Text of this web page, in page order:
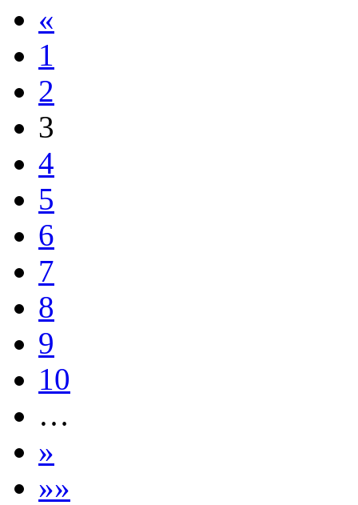
«
1
2
3
4
5
6
7
8
9
10
…
»
»»